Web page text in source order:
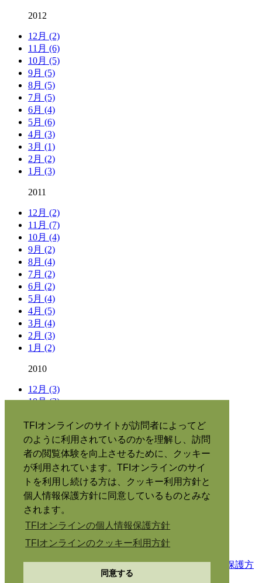
TFIオンラインのサイトが訪問者によってど
のように利用されているのかを理解し、訪問
者の閲覧体験を向上させるために、クッキー
が利用されています。TFIオンラインのサイ
トを利用し続ける方は、クッキー利用方針と
個人情報保護方針に同意しているものとみな
されます。
TFIオンラインの個人情報保護方針
TFIオンラインのクッキー利用方針
同意する
2012
12月 (2)
11月 (6)
10月 (5)
9月 (5)
8月 (5)
7月 (5)
6月 (4)
5月 (6)
4月 (3)
3月 (1)
2月 (2)
1月 (3)
2011
12月 (2)
11月 (7)
10月 (4)
9月 (2)
8月 (4)
7月 (2)
6月 (2)
5月 (4)
4月 (5)
3月 (4)
2月 (3)
1月 (2)
2010
12月 (3)
10月 (3)
タグ別の記事
当サイトについて|
購読|
RSS•
English|
Español|
Português
Italiano|
Copyright © 2026 The Family International.
個人情報保護方
クッキー利用方針